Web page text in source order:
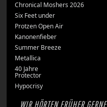
Chronical Moshers 2026
Six Feet under
Protzen Open Air
Kanonenfieber
Summer Breeze
Metallica
40 Jahre
Protector
Hypocrisy
WIR HÖRTEN FRÜHER GERNE